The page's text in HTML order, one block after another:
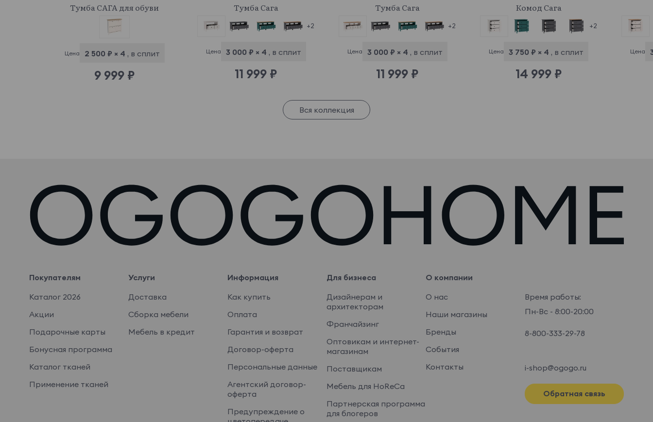
Тумба САГА для обуви
Цена 2 500 ₽ × 4 , в сплит
9 999 ₽
Тумба Сага
+2
Цена 3 000 ₽ × 4 , в сплит
11 999 ₽
Тумба Сага
+2
Цена 3 000 ₽ × 4 , в сплит
11 999 ₽
Комод Сага
+2
Цена 3 750 ₽ × 4 , в сплит
14 999 ₽
Цена
Вся коллекция
Покупателям
Каталог 2026
Акции
Подарочные карты
Бонусная программа
Каталог тканей
Применение тканей
Услуги
Доставка
Сборка мебели
Мебель в кредит
Информация
Как купить
Оплата
Гарантия и возврат
Договор-оферта
Персональные данные
Агентский договор-
оферта
Предупреждение о
Для бизнеса
Дизайнерам и
архитекторам
Франчайзинг
Оптовикам и интернет-
магазинам
Поставщикам
Мебель для HoReCa
Партнерская программа
для блогеров
О компании
О нас
Наши магазины
Бренды
События
Контакты
Время работы:
Пн-Вс - 8:00-20:00
8-800-333-29-78
i-shop@ogogo.ru
Обратная связь